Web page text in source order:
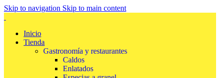
Skip to navigation Skip to main content
Inicio
Tienda
Gastronomía y restaurantes
Caldos
Enlatados